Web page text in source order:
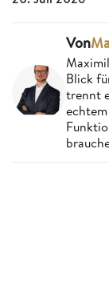
Von
Blick
trennt